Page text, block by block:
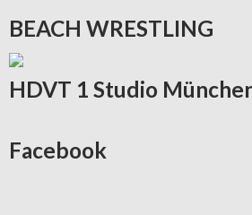
BEACH WRESTLING
HDVT 1 Studio
Facebook